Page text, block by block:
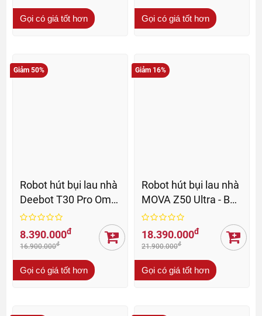
Gọi có giá tốt hơn Gọi có giá tốt hơn
Giảm 50%
Robot hút bụi lau nhà
Deebot T30 Pro Omni
– BH 12 Th
8.390.000đ
16.900.000đ
Gọi có giá tốt hơn
Giảm 16%
Robot hút bụi lau nhà
MOVA Z50 Ultra - BH
36 Th
18.390.000đ
21.900.000đ
Gọi có giá tốt hơn